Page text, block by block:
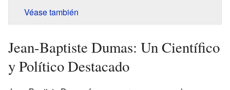
Véase también
Jean-Baptiste Dumas: Un Científico
y Político Destacado